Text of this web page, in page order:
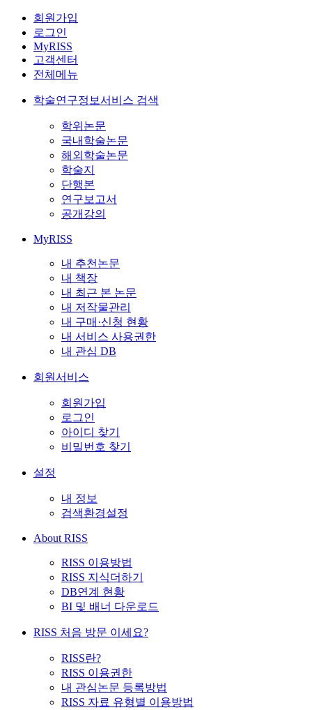
회원가입
로그인
MyRISS
고객센터
전체메뉴
학술연구정보서비스 검색
학위논문
국내학술논문
해외학술논문
학술지
단행본
연구보고서
공개강의
MyRISS
내 추천논문
내 책장
내 최근 본 논문
내 저작물관리
내 구매·신청 현황
내 서비스 사용권한
내 관심 DB
회원서비스
회원가입
로그인
아이디 찾기
비밀번호 찾기
설정
내 정보
검색환경설정
About RISS
RISS 이용방법
RISS 지식더하기
DB연계 현황
BI 및 배너 다운로드
RISS 처음 방문 이세요?
RISS란?
RISS 이용권한
내 관심논문 등록방법
RISS 자료 유형별 이용방법